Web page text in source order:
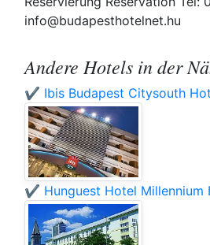
info@budapesthotelnet.hu
Andere Hotels in der
✔️ Ibis Budapest Citysouth
✔️ Hunguest Hotel Millennium